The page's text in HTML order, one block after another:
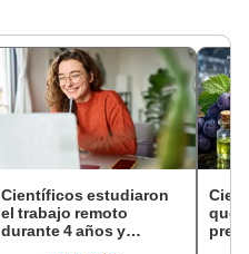
Científicos estudiaron
el trabajo remoto
durante 4 años y
que